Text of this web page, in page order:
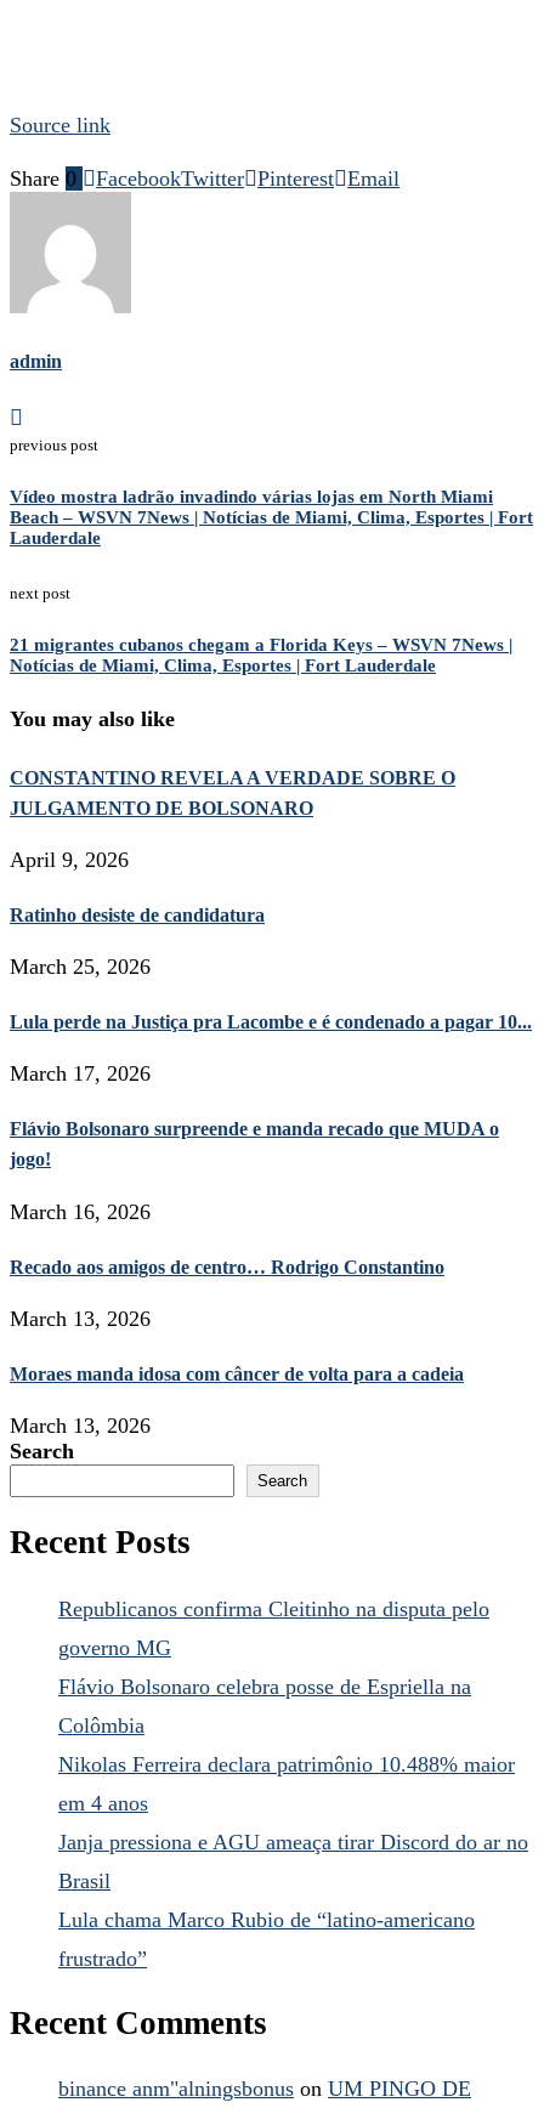
Source link
Share 0 FacebookTwitter Pinterest Email
admin
previous post
Vídeo mostra ladrão invadindo várias lojas em North Miami
Beach – WSVN 7News | Notícias de Miami, Clima, Esportes | Fort
Lauderdale
next post
21 migrantes cubanos chegam a Florida Keys – WSVN 7News |
Notícias de Miami, Clima, Esportes | Fort Lauderdale
You may also like
CONSTANTINO REVELA A VERDADE SOBRE O
JULGAMENTO DE BOLSONARO
April 9, 2026
Ratinho desiste de candidatura
March 25, 2026
Lula perde na Justiça pra Lacombe e é condenado a pagar 10...
March 17, 2026
Flávio Bolsonaro surpreende e manda recado que MUDA o
jogo!
March 16, 2026
Recado aos amigos de centro… Rodrigo Constantino
March 13, 2026
Moraes manda idosa com câncer de volta para a cadeia
March 13, 2026
Search
Search
Recent Posts
Republicanos confirma Cleitinho na disputa pelo
governo MG
Flávio Bolsonaro celebra posse de Espriella na
Colômbia
Nikolas Ferreira declara patrimônio 10.488% maior
em 4 anos
Janja pressiona e AGU ameaça tirar Discord do ar no
Brasil
Lula chama Marco Rubio de “latino-americano
frustrado”
Recent Comments
binance anm"alningsbonus on UM PINGO DE